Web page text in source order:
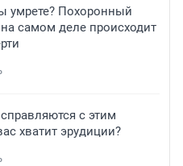
умрете? Похоронный
самом деле происходит
с этим
хватит эрудиции?